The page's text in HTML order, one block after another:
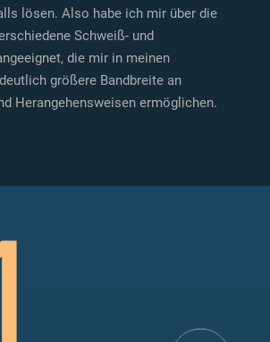
lösen. Also habe ich mir über die
Schweiß- und
die mir in meinen
größere Bandbreite an
Herangehensweisen ermöglichen.